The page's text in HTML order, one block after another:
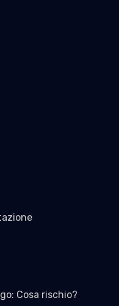
Cosa rischio?